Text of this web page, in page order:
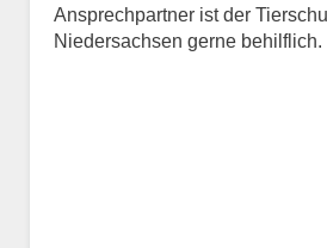
Ansprechpartner ist der
Niedersachsen gerne behilflich.